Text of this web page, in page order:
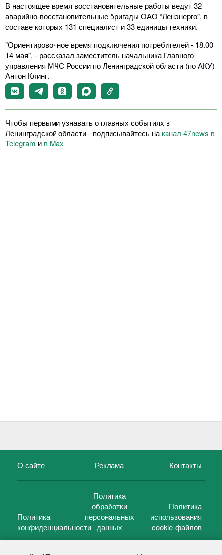
В настоящее время восстановительные работы ведут 32
аварийно-восстановительные бригады ОАО “Ленэнерго”, в
составе которых 131 специалист и 33 единицы техники.
"Ориентировочное время подключения потребителей - 18.00
14 мая", - рассказал заместитель начальника Главного
управления МЧС России по Ленинградской области (по АКУ)
Антон Клинг.
Чтобы первыми узнавать о главных событиях в
Ленинградской области - подписывайтесь на канал 47news в
Telegram и в Maх
О сайте Реклама Контакты
Политика
конфиденциальности
Политика
обработки
персональных
данных
Политика
использования
cookie-файлов